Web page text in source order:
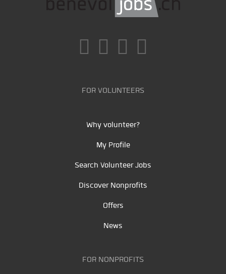
FOR VOLUNTEERS
Why volunteer?
My Profile
Search Volunteer Jobs
Discover Nonprofits
Offers
News
FOR NONPROFITS